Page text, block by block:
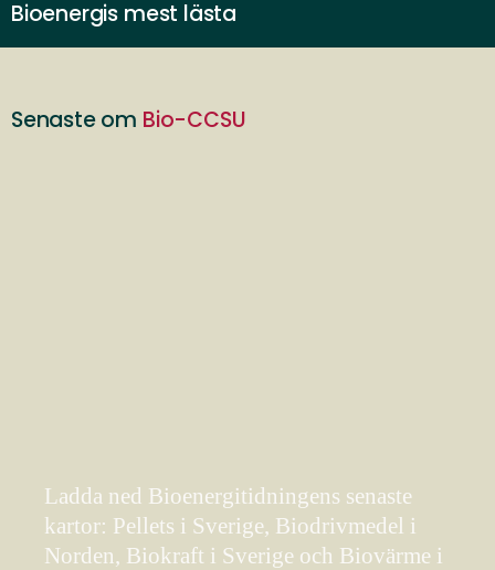
Bioenergis mest lästa
Senaste om Bio-CCSU
Ladda ned Bioenergitidningens senaste
kartor: Pellets i Sverige, Biodrivmedel i
Norden, Biokraft i Sverige och Biovärme i